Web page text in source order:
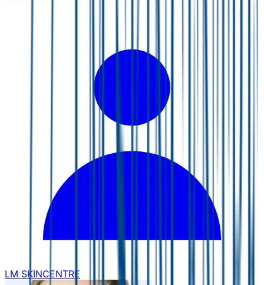
LM SKINCENTRE